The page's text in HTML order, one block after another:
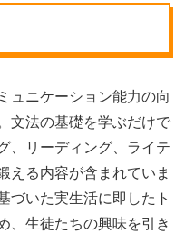
ュニケーション能力の向
文法の基礎を学ぶだけで
、リーディング、ライテ
える内容が含まれていま
づいた実生活に即したト
、生徒たちの興味を引き